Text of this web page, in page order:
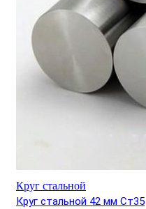
Круг стальной
Круг стальной 42 мм Ст35